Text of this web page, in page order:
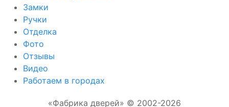
Замки
Ручки
Отделка
Фото
Отзывы
Видео
Работаем в городах
«Фабрика дверей» © 2002-2026